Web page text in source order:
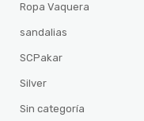
Ropa Vaquera
sandalias
SCPakar
Silver
Sin categoría